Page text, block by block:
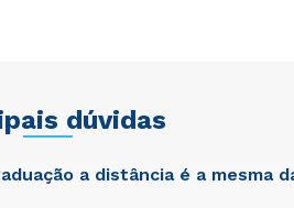
dúvidas
a distância é a mesma